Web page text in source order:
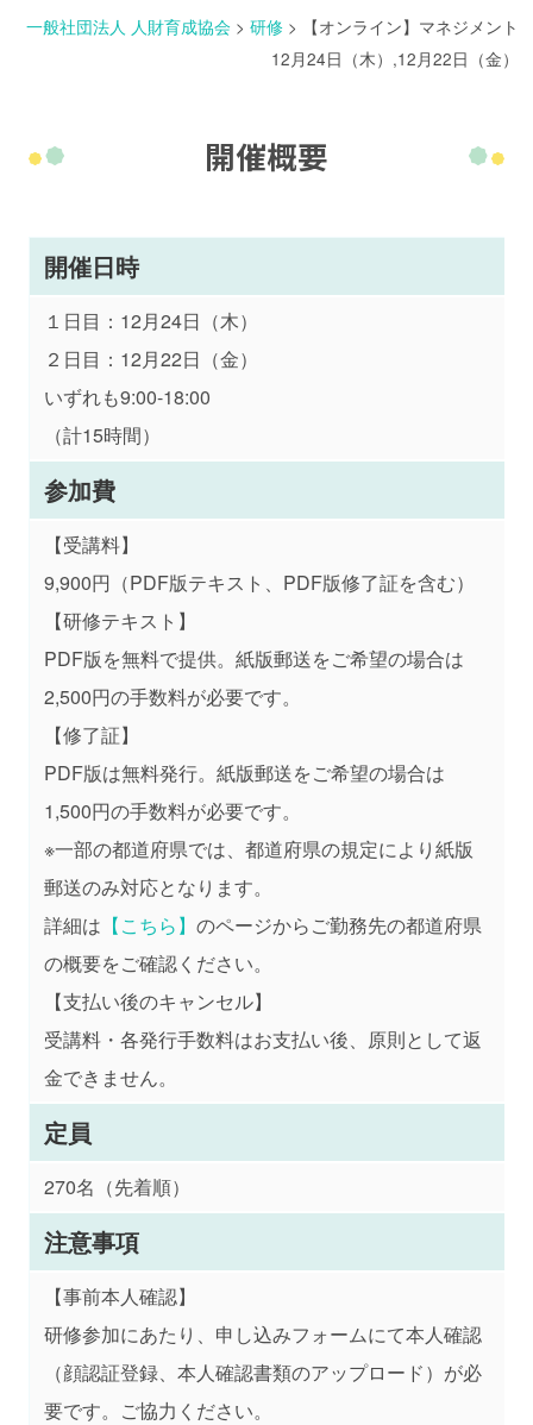
一般社団法人 人財育成協会 > 研修 >
【オンライン】マネジメント
12月24日（木）,12月22日（金）
開催概要
開催日時
１日目：12月24日（木）
２日目：12月22日（金）
いずれも9:00-18:00
（計15時間）
参加費
【受講料】
9,900円（PDF版テキスト、PDF版修了証を含む）
【研修テキスト】
PDF版を無料で提供。紙版郵送をご希望の場合は
2,500円の手数料が必要です。
【修了証】
PDF版は無料発行。紙版郵送をご希望の場合は
1,500円の手数料が必要です。
※一部の都道府県では、都道府県の規定により紙版
郵送のみ対応となります。
詳細は 【こちら】 のページからご勤務先の都道府県
の概要をご確認ください。
【支払い後のキャンセル】
受講料・各発行手数料はお支払い後、原則として返
金できません。
定員
270名（先着順）
注意事項
【事前本人確認】
研修参加にあたり、申し込みフォームにて本人確認
（顔認証登録、本人確認書類のアップロード）が必
要です。ご協力ください。